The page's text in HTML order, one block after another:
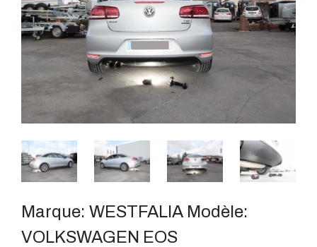
Marque: WESTFALIA Modèle:
VOLKSWAGEN EOS